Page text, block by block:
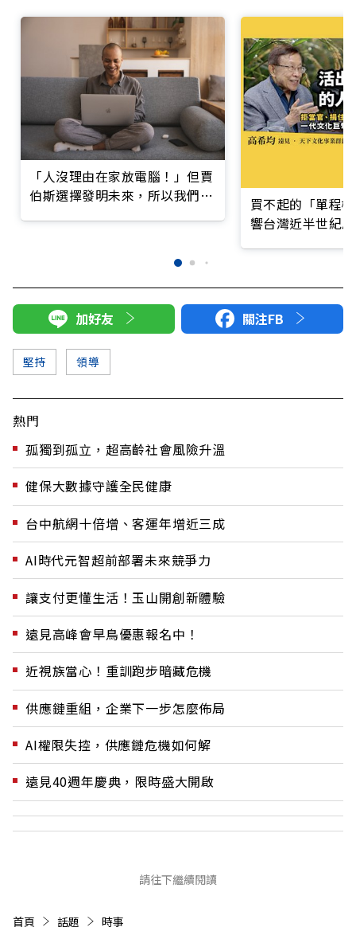
「人沒理由在家放電腦！」但賈
伯斯選擇發明未來，所以我們有
買不起的「單程
響台灣近半世紀
加好友 關注FB
堅持 領導
熱門
孤獨到孤立，超高齡社會風險升溫
健保大數據守護全民健康
台中航網十倍增、客運年增近三成
AI時代元智超前部署未來競爭力
讓支付更懂生活！玉山開創新體驗
遠見高峰會早鳥優惠報名中！
近視族當心！重訓跑步暗藏危機
供應鏈重組，企業下一步怎麼佈局
AI權限失控，供應鏈危機如何解
遠見40週年慶典，限時盛大開啟
請往下繼續閱讀
首頁 話題 時事